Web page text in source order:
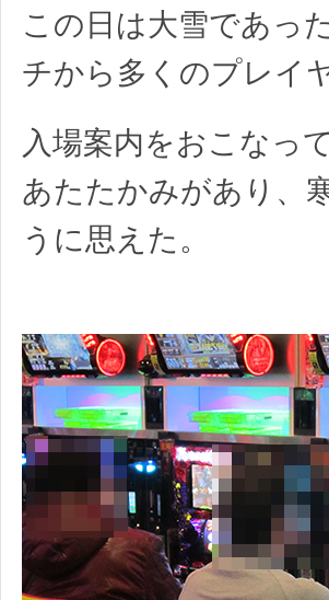
この日は大雪であっ
チから多くのプレイ
入場案内をおこなっ
あたたかみがあり、
うに思えた。